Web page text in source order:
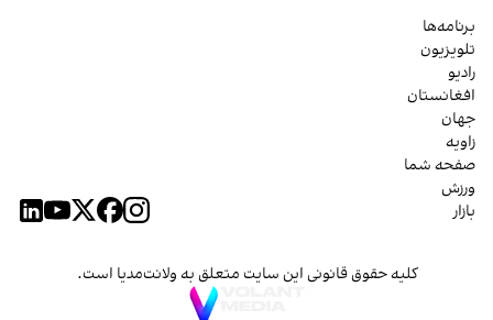
برنامه‌ها
تلویزیون
رادیو
افغانستان
جهان
زاویه
صفحه شما
ورزش
بازار
کلیه حقوق قانونی این سایت متعلق به ولانت‌مدیا است.